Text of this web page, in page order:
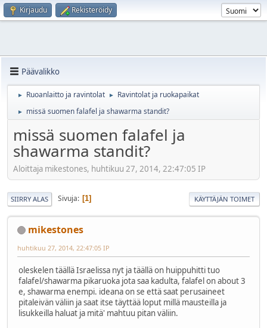
Kirjaudu Rekisteröidy
Päävalikko
► Ruoanlaitto ja ravintolat ► Ravintolat ja ruokapaikat
► missä suomen falafel ja shawarma standit?
missä suomen falafel ja
shawarma standit?
Aloittaja mikestones, huhtikuu 27, 2014, 22:47:05 IP
SIIRRY ALAS Sivuja 1 KÄYTTÄJÄN TOIMET
mikestones
huhtikuu 27, 2014, 22:47:05 IP
oleskelen täällä Israelissa nyt ja täällä on huippuhitti tuo
falafel/shawarma pikaruoka jota saa kadulta, falafel on about 3
e, shawarma enempi. ideana on se että saat perusaineet
pitaleivän väliin ja saat itse täyttää loput millä mausteilla ja
lisukkeilla haluat ja mitä' mahtuu pitan väliin.